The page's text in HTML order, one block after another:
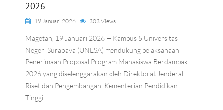
2026
19 Januari 2026 303 Views
Magetan, 19 Januari 2026 — Kampus 5 Universitas
Negeri Surabaya (UNESA) mendukung pelaksanaan
Penerimaan Proposal Program Mahasiswa Berdampak
2026 yang diselenggarakan oleh Direktorat Jenderal
Riset dan Pengembangan, Kementerian Pendidikan
Tinggi,